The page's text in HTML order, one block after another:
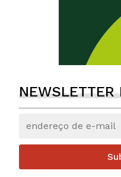
NEWSLETTER